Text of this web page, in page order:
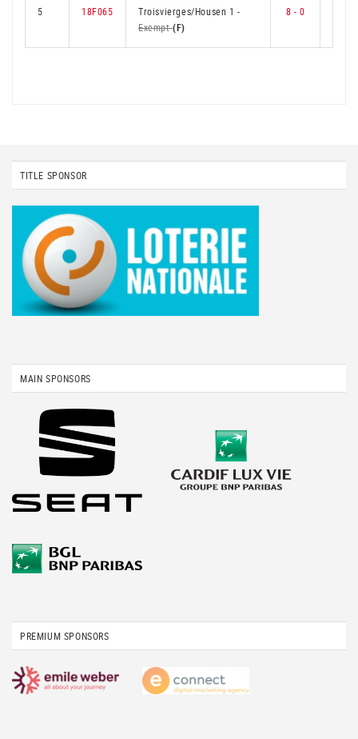
5 18F065 Troisvierges/Housen 1-
Exempt(F)
8 - 0
TITLE SPONSOR
MAIN SPONSORS
PREMIUM SPONSORS